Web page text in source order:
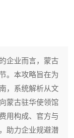
企业而言，蒙古
。本攻略旨在为
，系统解析从文
蒙古驻华使领馆
用构成、官方与
助力企业规避潜